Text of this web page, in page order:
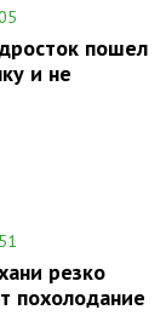
пошел
и не
резко
похолодание